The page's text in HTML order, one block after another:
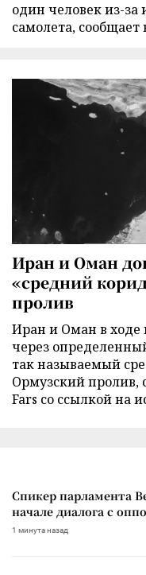
один человек из-
самолета,
Иран и Оман
«средний
пролив
Иран и Оман в ходе
через
так называемый
Ормузский пролив,
Fars со ссылкой на
Спикер парламента
начале диалога с
1 минута назад